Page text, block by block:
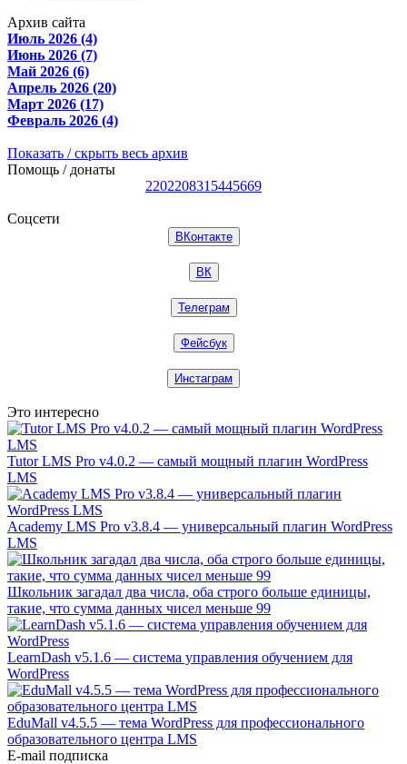
Архив сайта
Июль 2026 (4)
Июнь 2026 (7)
Май 2026 (6)
Апрель 2026 (20)
Март 2026 (17)
Февраль 2026 (4)
Показать / скрыть весь архив
Помощь / донаты
2202208315445669
Соцсети
ВКонтакте
ВК
Телеграм
Фейсбук
Инстаграм
Это интересно
Tutor LMS Pro v4.0.2 — самый мощный плагин WordPress
LMS
Academy LMS Pro v3.8.4 — универсальный плагин WordPress
LMS
Школьник загадал два числа, оба строго больше единицы,
такие, что сумма данных чисел меньше 99
LearnDash v5.1.6 — система управления обучением для
WordPress
EduMall v4.5.5 — тема WordPress для профессионального
образовательного центра LMS
E-mail подписка